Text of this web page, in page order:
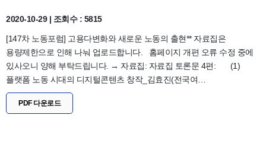
2020-10-29 | 조회수 : 5815
[147차 노동포럼] 고용다변화와 새로운 노동의 출현** 자료집은
용량제한으로 인해 나눠 업로드합니다. 홈페이지 개편 오류 수정 중에
있사오니 양해 부탁드립니다. → 자료집: 자료집 토론문 4편: (1)
플랫폼 노동 시대의 디지털콘텐츠 창작_김효진(전국여…
PDF 다운로드